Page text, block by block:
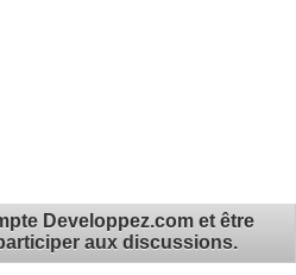
Developpez.com et être
aux discussions.